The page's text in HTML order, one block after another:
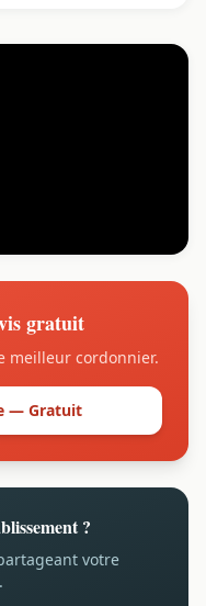
gratuit
meilleur cordonnier.
— Gratuit
?
votre